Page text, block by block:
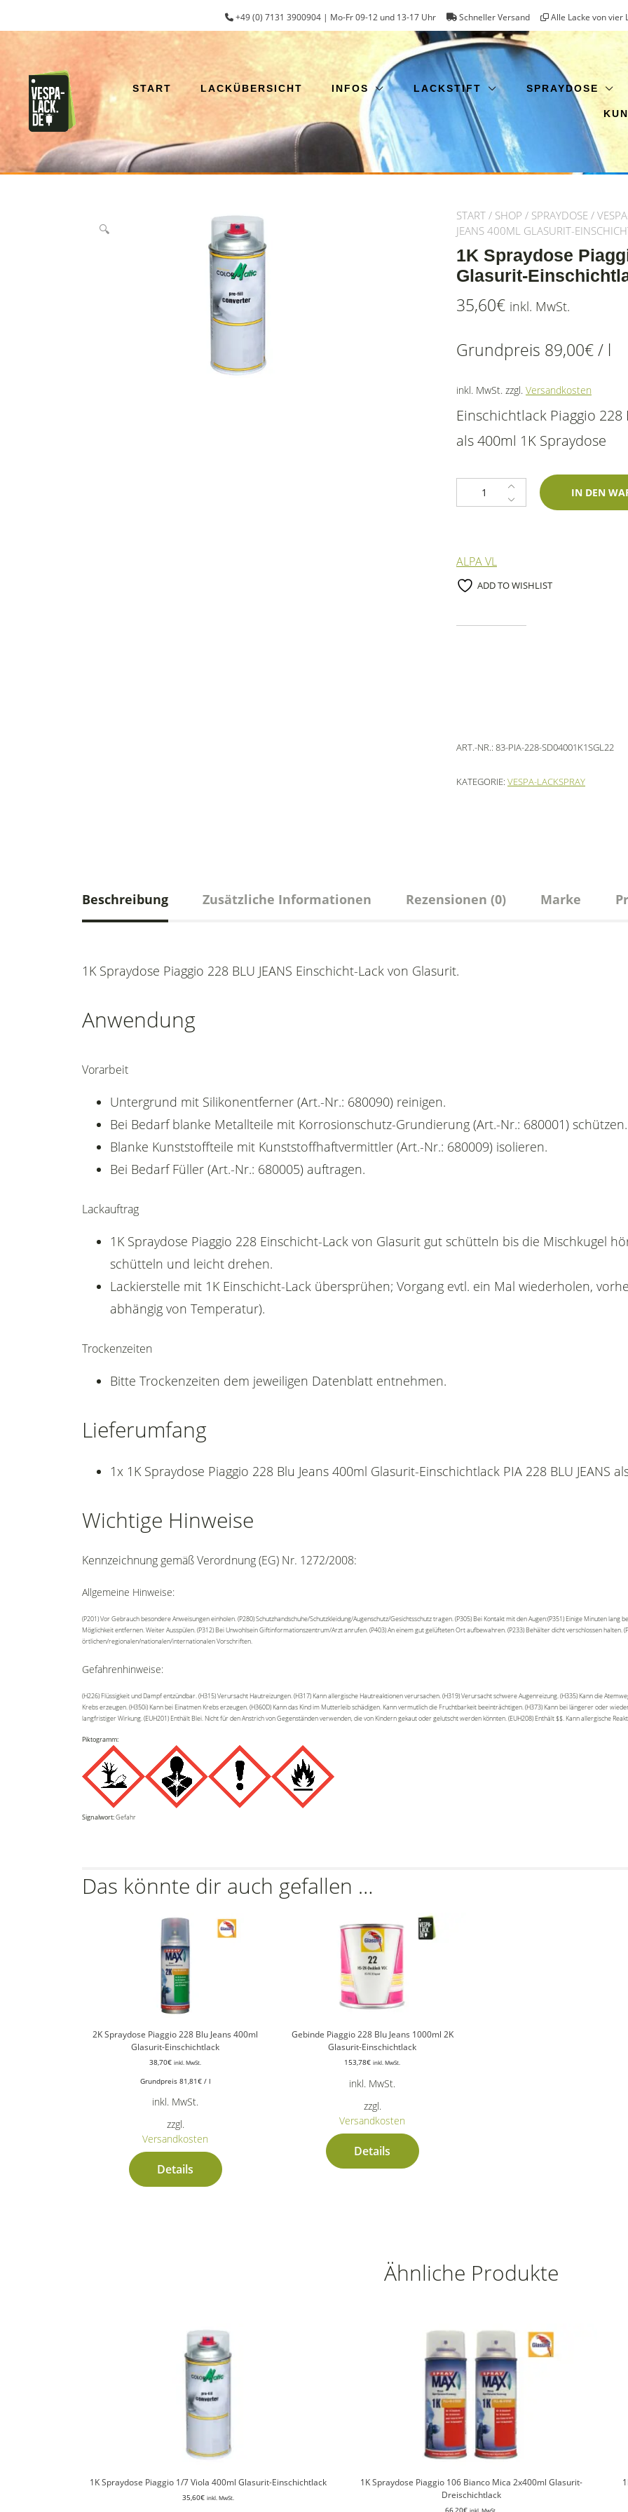
+49 (0) 7131 3900904 | Mo-Fr 09-12 und 13-17 Uhr Schneller Versand Alle Lacke von vier
START LACKÜBERSICHT INFOS LACKSTIFT SPRAYDOSE
🔍
START / SHOP / SPRAYDOSE /
JEANS 400ML GLASURIT-
1K Spraydose
Glasurit-
35,60€ inkl. MwSt.
Grundpreis 89,00€/ l
inkl. MwSt. zzgl. Versandkosten
Einschichtlack Piaggio 228
als 400ml 1K Spraydose
1K Spraydose Piaggio 228 Blu
IN DEN
ALPA VL
ADD TO WISHLIST
ART.-NR.: 83-PIA-228-SD04001K1SGL22
KATEGORIE: VESPA-LACKSPRAY
Beschreibung Zusätzliche Informationen Rezensionen (0) Marke
1K Spraydose Piaggio 228 BLU JEANS Einschicht-Lack von Glasurit.
Anwendung
Vorarbeit
Untergrund mit Silikonentferner (Art.-Nr.: 680090) reinigen.
Bei Bedarf blanke Metallteile mit Korrosionschutz-Grundierung (Art.-Nr.: 680001) schützen.
Blanke Kunststoffteile mit Kunststoffhaftvermittler (Art.-Nr.: 680009) isolieren.
Bei Bedarf Füller (Art.-Nr.: 680005) auftragen.
Lackauftrag
1K Spraydose Piaggio 228 Einschicht-Lack von Glasurit gut schütteln bis die Mischkugel
schütteln und leicht drehen.
Lackierstelle mit 1K Einschicht-Lack übersprühen; Vorgang evtl. ein Mal wiederholen,
abhängig von Temperatur).
Trockenzeiten
Bitte Trockenzeiten dem jeweiligen Datenblatt entnehmen.
Lieferumfang
1x 1K Spraydose Piaggio 228 Blu Jeans 400ml Glasurit-Einschichtlack PIA 228 BLU JEANS
Wichtige Hinweise
Kennzeichnung gemäß Verordnung (EG) Nr. 1272/2008:
Allgemeine Hinweise:
(P201) Vor Gebrauch besondere Anweisungen einholen. (P280) Schutzhandschuhe/Schutzkleidung/Augenschutz/Gesichtsschutz tragen. (P305) Bei Kontakt mit den Augen:(P351) Einige Minuten lang
Möglichkeit entfernen. Weiter Ausspülen. (P312) Bei Unwohlsein Giftinformationszentrum/Arzt anrufen. (P403) An einem gut gelüfteten Ort aufbewahren. (P233) Behälter dicht verschlossen halten.
örtlichen/regionalen/nationalen/internationalen Vorschriften.
Gefahrenhinweise:
(H226) Flüssigkeit und Dampf entzündbar. (H315) Verursacht Hautreizungen. (H317) Kann allergische Hautreaktionen verursachen. (H319) Verursacht schwere Augenreizung. (H335) Kann die
Krebs erzeugen. (H350i) Kann bei Einatmen Krebs erzeugen. (H360D) Kann das Kind im Mutterleib schädigen. Kann vermutlich die Fruchtbarkeit beeinträchtigen. (H373) Kann bei längerer oder
langfristiger Wirkung. (EUH201) Enthält Blei. Nicht für den Anstrich von Gegenständen verwenden, die von Kindern gekaut oder gelutscht werden könnten. (EUH208) Enthält $$. Kann allergische
Piktogramm:
Signalwort:Gefahr
Das könnte dir auch gefallen …
2K Spraydose Piaggio 228 Blu Jeans 400ml
Glasurit-Einschichtlack
38,70€ inkl. MwSt.
Grundpreis 81,81€/ l
inkl. MwSt.
zzgl.
Versandkosten
Details
Gebinde Piaggio 228 Blu Jeans 1000ml 2K
Glasurit-Einschichtlack
153,78€ inkl. MwSt.
inkl. MwSt.
zzgl.
Versandkosten
Details
Ähnliche Produkte
1K Spraydose Piaggio 1/7 Viola 400ml Glasurit-Einschichtlack
35,60€ inkl. MwSt.
1K Spraydose Piaggio 106 Bianco Mica 2x400ml Glasurit-
Dreischichtlack
66,20€ inkl. MwSt.